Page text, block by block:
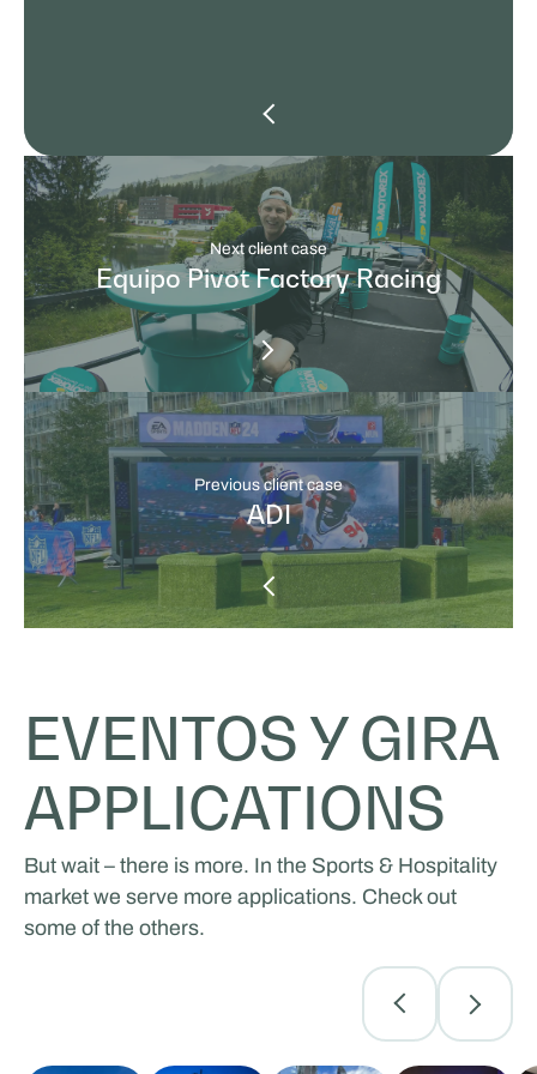
Previous client case
ADI
Next client case
Equipo Pivot Factory Racing
EVENTOS Y GIRA
APPLICATIONS
But wait – there is more. In the Sports & Hospitality
market we serve more applications. Check out
some of the others.